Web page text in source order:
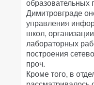
Димитровграде
управления
школ,
лабораторных
построения
проч.
Кроме того, в